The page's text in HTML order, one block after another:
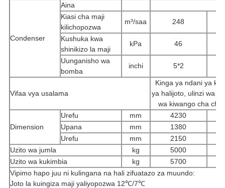
Condenser
Aina
Kiasi cha maji
kilichopozwa
m³/saa 248
Kushuka kwa
shinikizo la maji
kPa 46
Uunganisho wa
bomba
inchi 5*2
Vifaa vya usalama
Kinga ya ndani ya
ya halijoto, ulinzi wa
wa kiwango cha
Dimension
Urefu mm
4230
Upana
mm
1380
Urefu
mm
2150
Uzito wa jumla
kg
5000
Uzito wa kukimbia
kg
5700
Vipimo hapo juu ni kulingana na hali zifuatazo za muundo:
Joto la kuingiza maji yaliyopozwa 12℃/7℃